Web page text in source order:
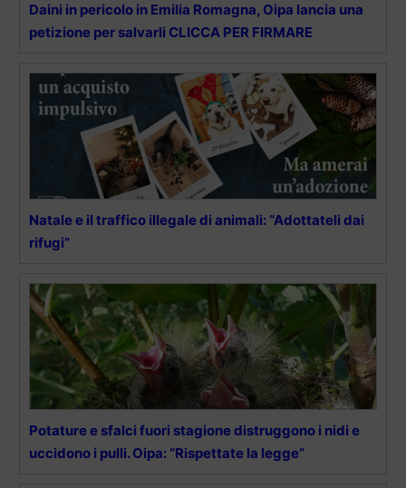
Daini in pericolo in Emilia Romagna, Oipa lancia una
petizione per salvarli CLICCA PER FIRMARE
Natale e il traffico illegale di animali: “Adottateli dai
rifugi”
Potature e sfalci fuori stagione distruggono i nidi e
uccidono i pulli. Oipa: “Rispettate la legge”